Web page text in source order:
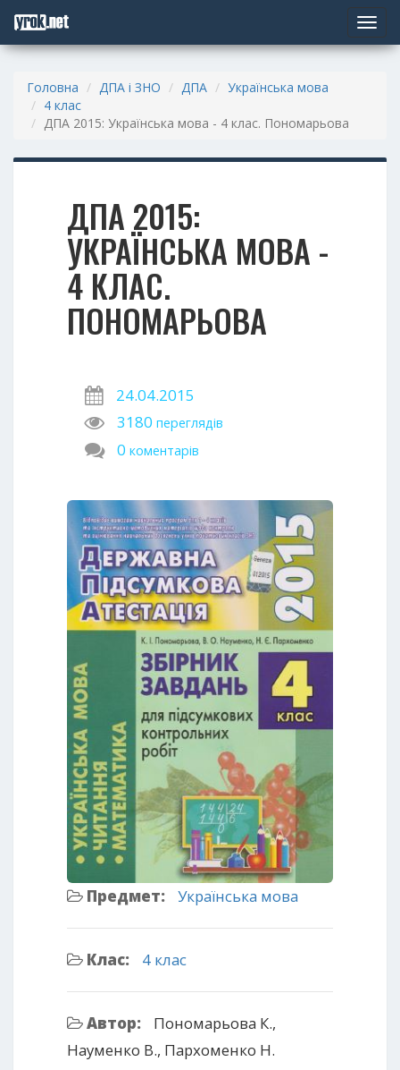
Toggle
Головна ДПА і ЗНО ДПА
Українська мова
4 клас
ДПА 2015: Українська мова - 4 клас. Пономарьова
ДПА 2015:
УКРАЇНСЬКА МОВА -
4 КЛАС.
ПОНОМАРЬОВА
24.04.2015
3180 переглядів
0 коментарів
Предмет: Українська мова
Клас: 4 клас
Автор:
Пономарьова К.,
Науменко В., Пархоменко Н.